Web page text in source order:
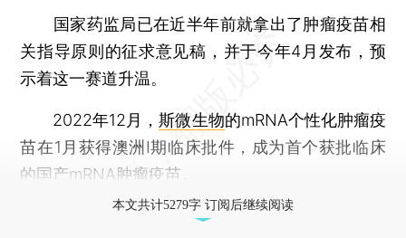
国家药监局已在近半年前就拿出了肿瘤疫苗相
关指导原则的征求意见稿，并于今年4月发布，预
示着这一赛道升温。
2022年12月，斯微生物的mRNA个性化肿瘤疫
苗在1月获得澳洲I期临床批件，成为首个获批临床
的国产mRNA肿瘤疫苗。
本文共计5279字 订阅后继续阅读